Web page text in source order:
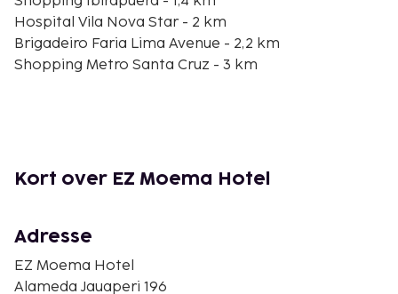
Hospital Vila Nova Star - 2 km
Brigadeiro Faria Lima Avenue - 2,2 km
Shopping Metro Santa Cruz - 3 km
Parque do Povo - 4,1 km
Hcor Hospital - 4,7 km
Rua Augusta - 4,9 km
Pinheiros Sportsklub - 5 km
Kort over EZ Moema Hotel
Adresse
EZ Moema Hotel
Alameda Jauaperi 196